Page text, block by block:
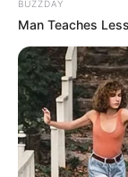
BUZZDAY
Man Teaches